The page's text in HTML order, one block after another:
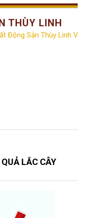
THÙY LINH
Động Sản Thùy Linh
LẮC CÂY